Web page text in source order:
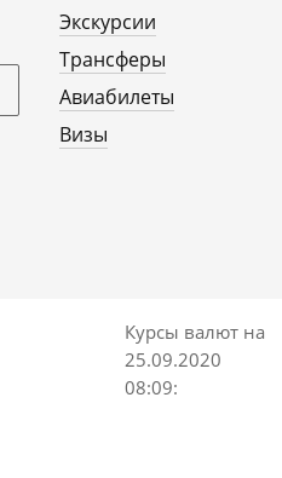
Экскурсии
Трансферы
Авиабилеты
Визы
Курсы валют на
25.09.2020
08:09: